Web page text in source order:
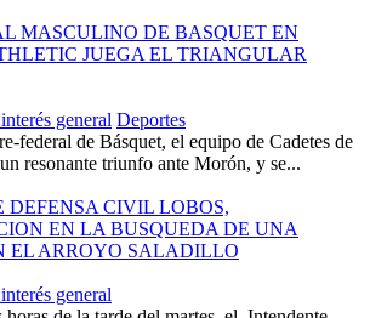
MASCULINO DE BASQUET EN
JUEGA EL TRIANGULAR
general Deportes
federal de Básquet, el equipo de Cadetes de
resonante triunfo ante Morón, y se...
DEFENSA CIVIL LOBOS,
EN LA BUSQUEDA DE UNA
EL ARROYO SALADILLO
general